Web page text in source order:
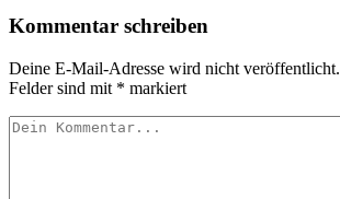
Kommentar schreiben
Deine E-Mail-Adresse wird nicht veröffentlicht.
Felder sind mit * markiert